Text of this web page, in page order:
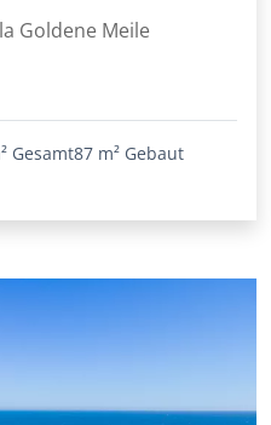
Goldene Meile
Gesamt87 m² Gebaut